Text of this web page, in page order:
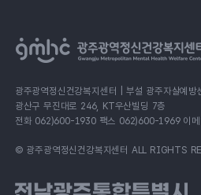
광주광역정신건강복지센터 | 부설 광주자살예
광산구 무진대로 246, KT우산빌딩 7층
전화 062)600-1930 팩스 062)600-1969 이
© 광주광역정신건강복지센터 ALL RIGHTS